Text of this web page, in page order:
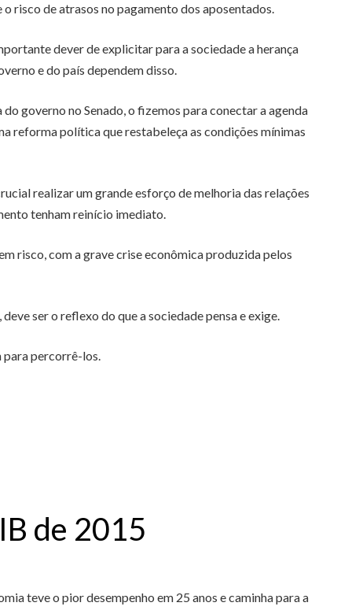
risco de atrasos no pagamento dos aposentados.
dever de explicitar para a sociedade a herança
e do país dependem disso.
governo no Senado, o fizemos para conectar a agenda
reforma política que restabeleça as condições mínimas
realizar um grande esforço de melhoria das relações
tenham reinício imediato.
risco, com a grave crise econômica produzida pelos
ser o reflexo do que a sociedade pensa e exige.
para percorrê-los.
de 2015
teve o pior desempenho em 25 anos e caminha para a